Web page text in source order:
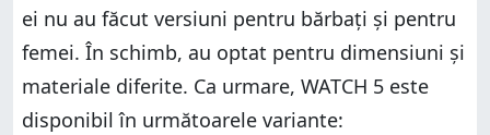
ei nu au făcut versiuni pentru bărbați și pentru
femei. În schimb, au optat pentru dimensiuni și
materiale diferite. Ca urmare, WATCH 5 este
disponibil în următoarele variante: